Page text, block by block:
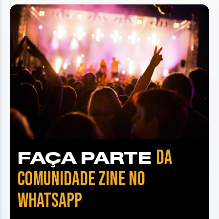
FAÇA PARTE DA
COMUNIDADE ZINE NO
WHATSAPP